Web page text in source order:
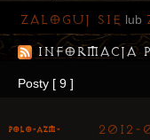
Zaloguj się lub
Informacja
Posty [ 9 ]
Polo-AZM- 2012-